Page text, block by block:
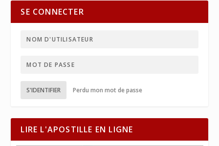
SE CONNECTER
S'IDENTIFIER Perdu mon mot de passe
LIRE L'APOSTILLE EN LIGNE